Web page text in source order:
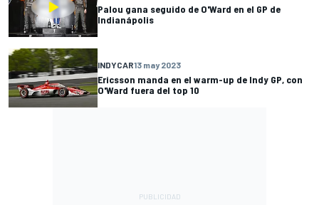
Palou gana seguido de O'Ward en el GP de
Indianápolis
INDYCAR13 may 2023
Ericsson manda en el warm-up de Indy GP, con
O'Ward fuera del top 10